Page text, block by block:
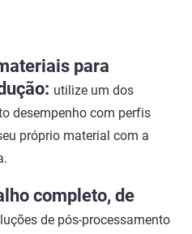
para
utilize um dos
desempenho com perfis
próprio material com a
completo, de
de pós-processamento